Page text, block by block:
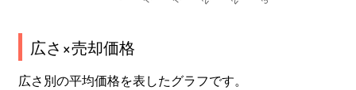
広さ×売却価格
広さ別の平均価格を表したグラフです。